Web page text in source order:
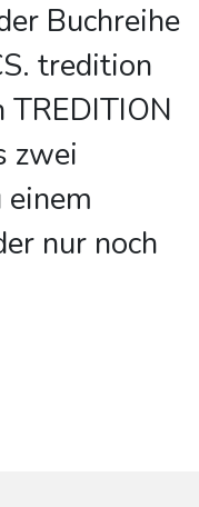
Buchreihe
tredition
zwei
einem
nur noch